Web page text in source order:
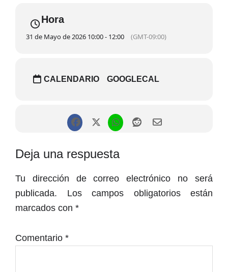
Hora
31 de Mayo de 2026 10:00 - 12:00 (GMT-09:00)
CALENDARIO GOOGLECAL
Interacciones
con
los
lectores
Deja una respuesta
Tu dirección de correo electrónico no será
publicada.
Los campos obligatorios están
marcados con *
Comentario *